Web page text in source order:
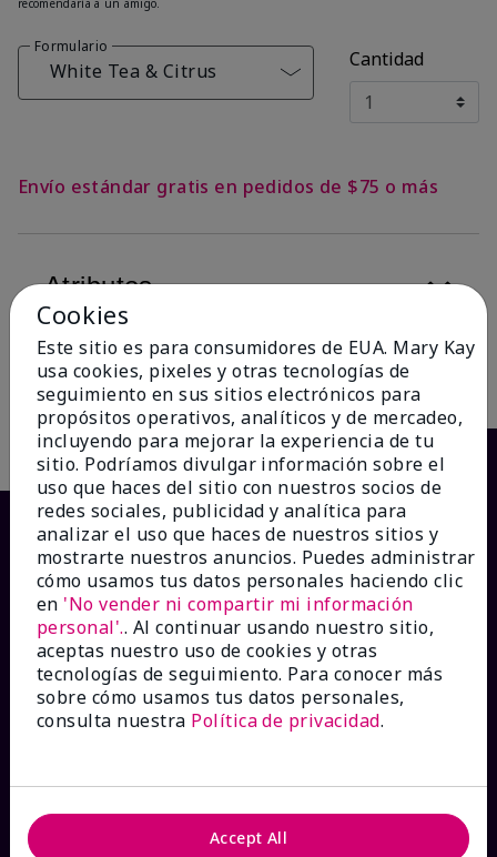
recomendaría a un amigo.
Formulario
White Tea & Citrus Cantidad
Envío estándar gratis en pedidos de $75 o más
Atributos
Descripción
¿CÓMO PODEMOS AYUDAR?
Ver estado del pedido
Cookies
Este sitio es para consumidores de EUA. Mary Kay
usa cookies, pixeles y otras tecnologías de
seguimiento en sus sitios electrónicos para
propósitos operativos, analíticos y de mercadeo,
incluyendo para mejorar la experiencia de tu
sitio. Podríamos divulgar información sobre el
uso que haces del sitio con nuestros socios de
redes sociales, publicidad y analítica para
analizar el uso que haces de nuestros sitios y
mostrarte nuestros anuncios. Puedes administrar
cómo usamos tus datos personales haciendo clic
en 'No vender ni compartir mi información
personal'.. Al continuar usando nuestro sitio,
aceptas nuestro uso de cookies y otras
tecnologías de seguimiento. Para conocer más
sobre cómo usamos tus datos personales,
consulta nuestra Política de privacidad.
Accept All